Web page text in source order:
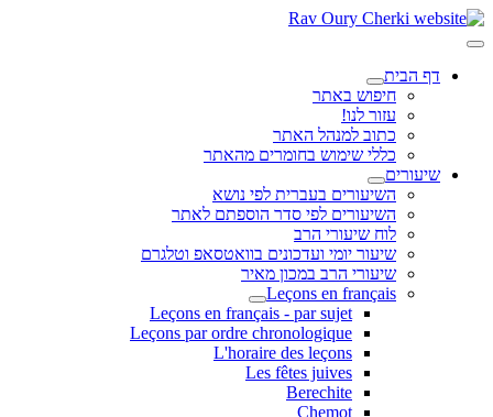
דף הבית
חיפוש באתר
עזור לנו!
כתוב למנהל האתר
כללי שימוש בחומרים מהאתר
שיעורים
השיעורים בעברית לפי נושא
השיעורים לפי סדר הוספתם לאתר
לוח שיעורי הרב
שיעור יומי ועדכונים בוואטסאפ וטלגרם
שיעורי הרב במכון מאיר
Leçons en français
Leçons en français - par sujet
Leçons par ordre chronologique
L'horaire des leçons
Les fêtes juives
Berechite
Chemot